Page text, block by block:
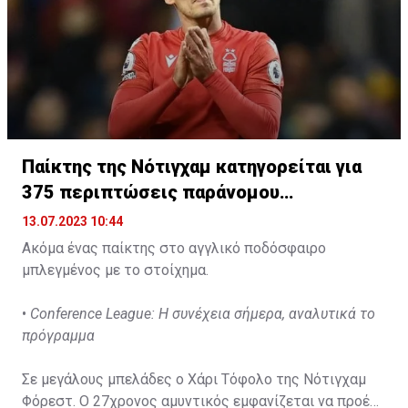
Παίκτης της Νότιγχαμ κατηγορείται για
375 περιπτώσεις παράνομου
στοιχηματισμού
13.07.2023 10:44
Ακόμα ένας παίκτης στο αγγλικό ποδόσφαιρο
μπλεγμένος με το στοίχημα.
• Conference League: Η συνέχεια σήμερα, αναλυτικά το
πρόγραμμα
Σε μεγάλους μπελάδες ο Χάρι Τόφολο της Νότιγχαμ
Φόρεστ. Ο 27χρονος αμυντικός εμφανίζεται να προέβη